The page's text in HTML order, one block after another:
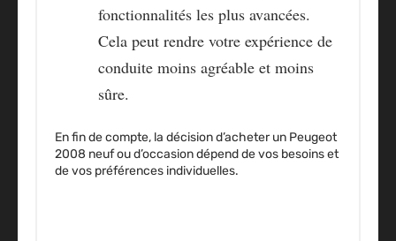
fonctionnalités les plus avancées.
Cela peut rendre votre expérience de
conduite moins agréable et moins
sûre.
En fin de compte, la décision d’acheter un Peugeot
2008 neuf ou d’occasion dépend de vos besoins et
de vos préférences individuelles.